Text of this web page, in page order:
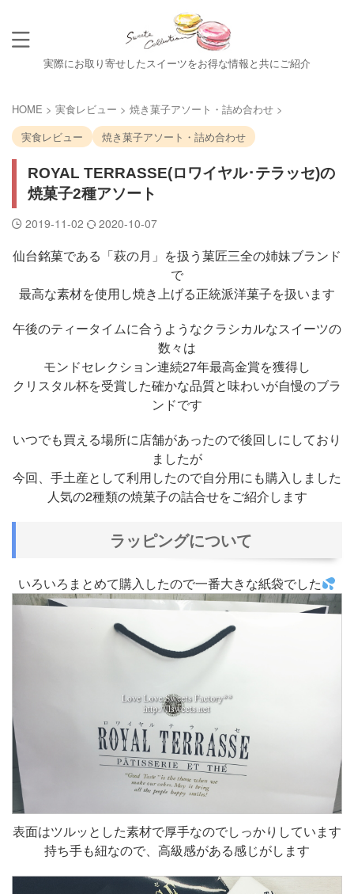
実際にお取り寄せしたスイーツをお得な情報と共にご紹介
HOME > 実食レビュー > 焼き菓子アソート・詰め合わせ >
実食レビュー
焼き菓子アソート・詰め合わせ
ROYAL TERRASSE(ロワイヤル･テラッセ)の
焼菓子2種アソート
2019-11-02 2020-10-07
仙台銘菓である「萩の月」を扱う菓匠三全の姉妹ブランド
で
最高な素材を使用し焼き上げる正統派洋菓子を扱います
午後のティータイムに合うようなクラシカルなスイーツの
数々は
モンドセレクション連続27年最高金賞を獲得し
クリスタル杯を受賞した確かな品質と味わいが自慢のブラ
ンドです
いつでも買える場所に店舗があったので後回しにしており
ましたが
今回、手土産として利用したので自分用にも購入しました
人気の2種類の焼菓子の詰合せをご紹介します
ラッピングについて
いろいろまとめて購入したので一番大きな紙袋でした
表面はツルッとした素材で厚手なのでしっかりしています
持ち手も紐なので、高級感がある感じがします